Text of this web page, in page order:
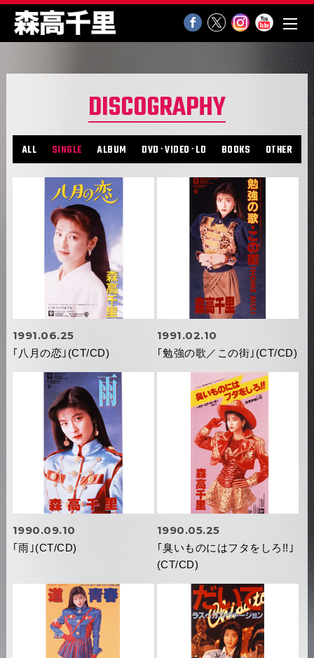
DISCOGRAPHY
ALL SINGLE ALBUM DVD･VIDEO･LD BOOKS OTHER
1991.06.25
｢八月の恋｣(CT/CD)
1991.02.10
｢勉強の歌／この街｣(CT/CD)
1990.09.10
｢雨｣(CT/CD)
1990.05.25
｢臭いものにはフタをしろ!!｣
(CT/CD)